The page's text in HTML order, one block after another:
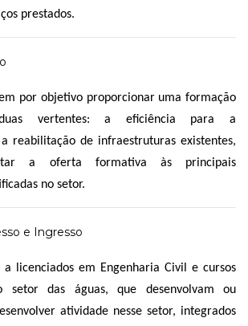
prestados.
por objetivo proporcionar uma formação
vertentes: a eficiência para a
reabilitação de infraestruturas existentes,
a oferta formativa às principais
no setor.
e Ingresso
a licenciados em Engenharia Civil e cursos
setor das águas, que desenvolvam ou
atividade nesse setor, integrados